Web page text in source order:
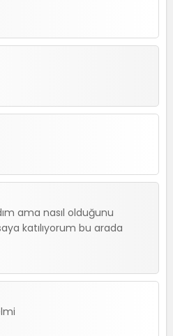
ama nasıl olduğunu
katılıyorum bu arada